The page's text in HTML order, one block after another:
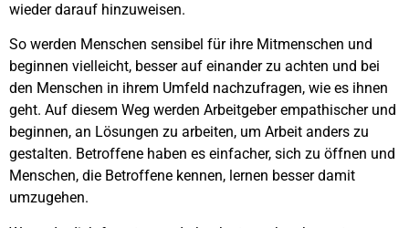
wieder darauf hinzuweisen.
So werden Menschen sensibel für ihre Mitmenschen und
beginnen vielleicht, besser auf einander zu achten und bei
den Menschen in ihrem Umfeld nachzufragen, wie es ihnen
geht. Auf diesem Weg werden Arbeitgeber empathischer und
beginnen, an Lösungen zu arbeiten, um Arbeit anders zu
gestalten. Betroffene haben es einfacher, sich zu öffnen und
Menschen, die Betroffene kennen, lernen besser damit
umzugehen.